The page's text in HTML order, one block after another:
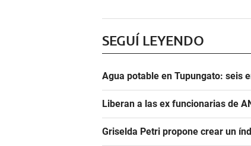
SEGUÍ LEYENDO
Agua potable en Tupungato: seis
Liberan a las ex funcionarias de
Griselda Petri propone crear un